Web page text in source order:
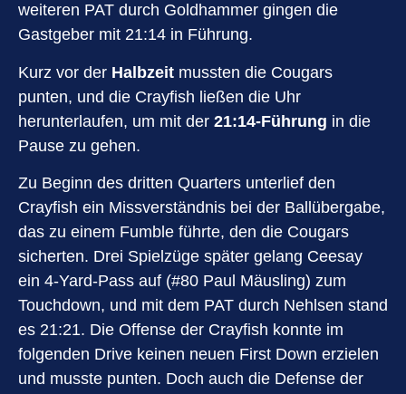
weiteren PAT durch Goldhammer gingen die
Gastgeber mit 21:14 in Führung.
Kurz vor der Halbzeit mussten die Cougars
punten, und die Crayfish ließen die Uhr
herunterlaufen, um mit der 21:14-Führung in die
Pause zu gehen.
Zu Beginn des dritten Quarters unterlief den
Crayfish ein Missverständnis bei der Ballübergabe,
das zu einem Fumble führte, den die Cougars
sicherten. Drei Spielzüge später gelang Ceesay
ein 4-Yard-Pass auf (#80 Paul Mäusling) zum
Touchdown, und mit dem PAT durch Nehlsen stand
es 21:21. Die Offense der Crayfish konnte im
folgenden Drive keinen neuen First Down erzielen
und musste punten. Doch auch die Defense der